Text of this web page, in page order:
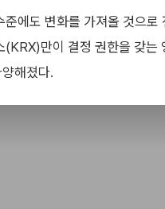
에도 변화를 가져올 것으로
만이 결정 권한을 갖는
해졌다.